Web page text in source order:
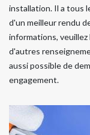
installation. Il a tous
d'un meilleur rendu
informations,
d'autres
aussi possible de
engagement.